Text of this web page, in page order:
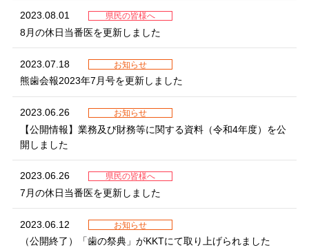
2023.08.01 県民の皆様へ
8月の休日当番医を更新しました
2023.07.18 お知らせ
熊歯会報2023年7月号を更新しました
2023.06.26 お知らせ
【公開情報】業務及び財務等に関する資料（令和4年度）を公
開しました
2023.06.26 県民の皆様へ
7月の休日当番医を更新しました
2023.06.12 お知らせ
（公開終了）「歯の祭典」がKKTにて取り上げられました